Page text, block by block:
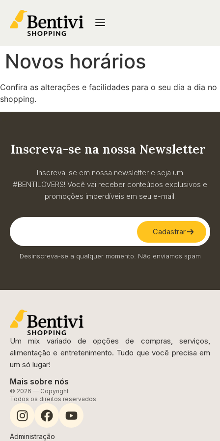
Novos horários
Confira as alterações e facilidades para o seu dia a dia no
shopping.
Inscreva-se na nossa Newsletter
Inscreva-se em nossa newsletter e seja um
#BENTILOVERS! Você vai receber conteúdos exclusivos e
promoções imperdíveis em seu e-mail.
Cadastrar
Desinscreva-se a qualquer momento. Não enviamos spam
Um mix variado de opções de compras, serviços,
alimentação e entretenimento. Tudo que você precisa em
um só lugar!
Mais sobre nós
© 2026 — Copyright
Todos os direitos reservados
Administração